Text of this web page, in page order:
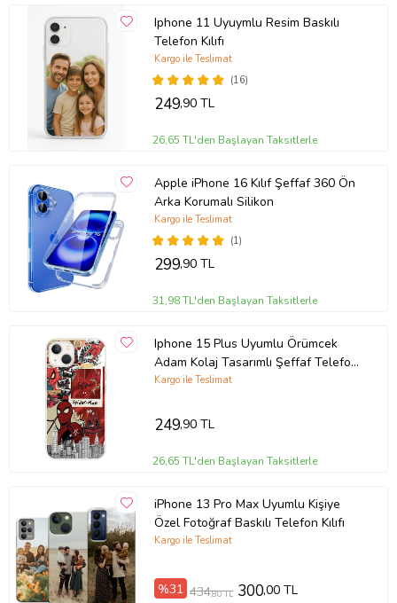
Iphone 11 Uyuymlu Resim Baskılı
Telefon Kılıfı
(16)
Kargo ile Teslimat
249,90 TL
26,65 TL'den Başlayan Taksitlerle
Apple iPhone 16 Kılıf Şeffaf 360 Ön
Arka Korumalı Silikon
(1)
Kargo ile Teslimat
299,90 TL
31,98 TL'den Başlayan Taksitlerle
Iphone 15 Plus Uyumlu Örümcek
Adam Kolaj Tasarımlı Şeffaf Telefon
Kılıfı
Kargo ile Teslimat
249,90 TL
26,65 TL'den Başlayan Taksitlerle
iPhone 13 Pro Max Uyumlu Kişiye
Özel Fotoğraf Baskılı Telefon Kılıfı
Kargo ile Teslimat
%31 434,80 TL 300,00 TL